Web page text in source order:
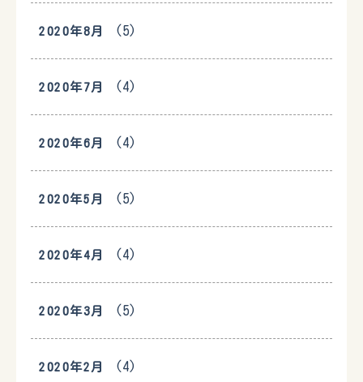
2020年8月 (5)
2020年7月 (4)
2020年6月 (4)
2020年5月 (5)
2020年4月 (4)
2020年3月 (5)
2020年2月 (4)